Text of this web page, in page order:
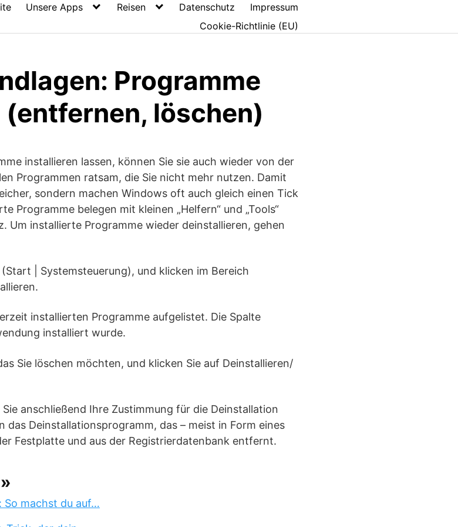
Unsere Apps Reisen Datenschutz
Impressum
Cookie-Richtlinie (EU)
Programme
löschen)
installieren lassen, können Sie sie auch wieder von der
Programmen ratsam, die Sie nicht mehr nutzen. Damit
sondern machen Windows oft auch gleich einen Tick
Programme belegen mit kleinen „Helfern“ und „Tools“
Um installierte Programme wieder deinstallieren, gehen
| Systemsteuerung), und klicken im Bereich
installierten Programme aufgelistet. Die Spalte
installiert wurde.
Sie löschen möchten, und klicken Sie auf Deinstallieren/
anschließend Ihre Zustimmung für die Deinstallation
Deinstallationsprogramm, das – meist in Form eines
Festplatte und aus der Registrierdatenbank entfernt.
So machst du auf…